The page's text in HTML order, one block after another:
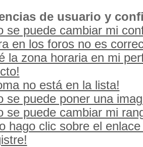
de usuario y
se puede cambiar mi
en los foros no es
la zona horaria en mi
no está en la lista!
se puede poner una
se puede cambiar mi
hago clic sobre el